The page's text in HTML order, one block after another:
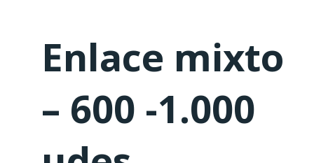
Enlace mixto
– 600 -1.000